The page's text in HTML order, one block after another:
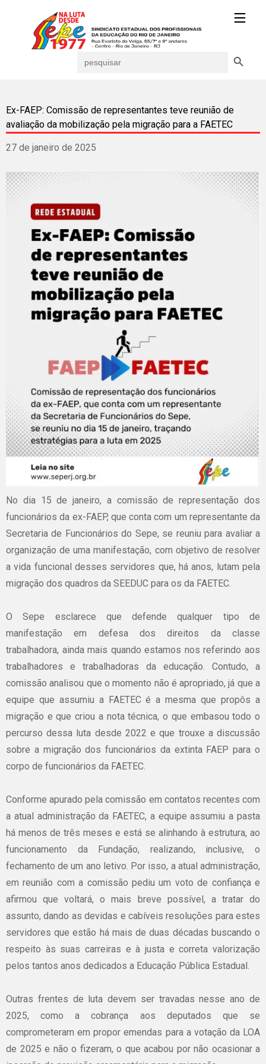
for:
Ex-FAEP: Comissão de representantes teve reunião de
avaliação da mobilização pela migração para a FAETEC
27 de janeiro de 2025
No dia 15 de janeiro, a comissão de representação dos
funcionários da ex-FAEP, que conta com um representante da
Secretaria de Funcionários do Sepe, se reuniu para avaliar a
organização de uma manifestação, com objetivo de resolver
a vida funcional desses servidores que, há anos, lutam pela
migração dos quadros da SEEDUC para os da FAETEC.
O Sepe esclarece que defende qualquer tipo de
manifestação em defesa dos direitos da classe
trabalhadora, ainda mais quando estamos nos referindo aos
trabalhadores e trabalhadoras da educação. Contudo, a
comissão analisou que o momento não é apropriado, já que a
equipe que assumiu a FAETEC é a mesma que propôs a
migração e que criou a nota técnica, o que embasou todo o
percurso dessa luta desde 2022 e que trouxe a discussão
sobre a migração dos funcionários da extinta FAEP para o
corpo de funcionários da FAETEC.
Conforme apurado pela comissão em contatos recentes com
a atual administração da FAETEC, a equipe assumiu a pasta
há menos de três meses e está se alinhando à estrutura, ao
funcionamento da Fundação, realizando, inclusive, o
fechamento de um ano letivo. Por isso, a atual administração,
em reunião com a comissão pediu um voto de confiança e
afirmou que voltará, o mais breve possível, a tratar do
assunto, dando as devidas e cabíveis resoluções para estes
servidores que estão há mais de duas décadas buscando o
respeito às suas carreiras e à justa e correta valorização
pelos tantos anos dedicados a Educação Pública Estadual.
Outras frentes de luta devem ser travadas nesse ano de
2025, como a cobrança aos deputados que se
comprometeram em propor emendas para a votação da LOA
de 2025 e não o fizeram, o que acabou por não ocasionar a